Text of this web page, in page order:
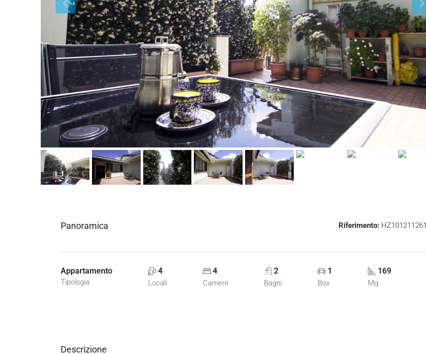
Panoramica Riferimento: HZ101211261
Appartamento
Tipologia
4
Locali
4
Camere
2
Bagni
1
Box
169
Mq
Descrizione